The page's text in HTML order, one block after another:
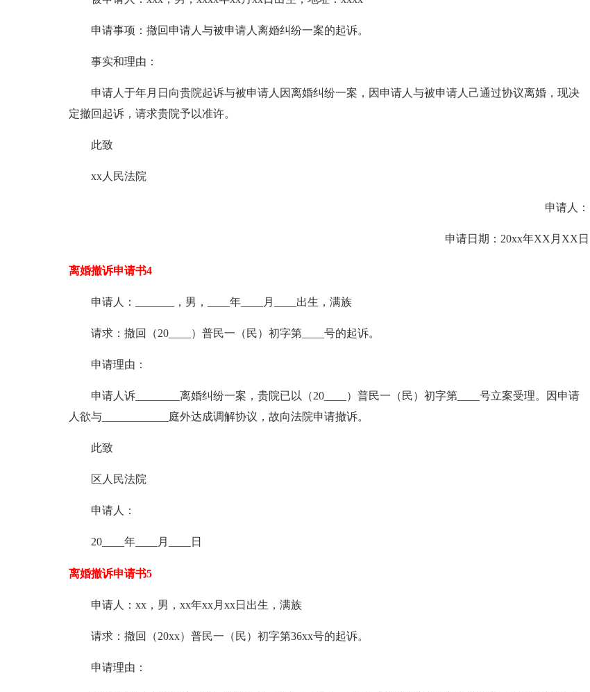
申请事项：撤回申请人与被申请人离婚纠纷一案的起诉。
事实和理由：
申请人于年月日向贵院起诉与被申请人因离婚纠纷一案，因申请人与被申请人己通过协议离婚，现决
定撤回起诉，请求贵院予以准许。
此致
xx人民法院
申请人：
申请日期：20xx年XX月XX日
离婚撤诉申请书4
申请人：_______，男，____年____月____出生，满族
请求：撤回（20____）普民一（民）初字第____号的起诉。
申请理由：
申请人诉________离婚纠纷一案，贵院已以（20____）普民一（民）初字第____号立案受理。因申请
人欲与____________庭外达成调解协议，故向法院申请撤诉。
此致
区人民法院
申请人：
20____年____月____日
离婚撤诉申请书5
申请人：xx，男，xx年xx月xx日出生，满族
请求：撤回（20xx）普民一（民）初字第36xx号的起诉。
申请理由：